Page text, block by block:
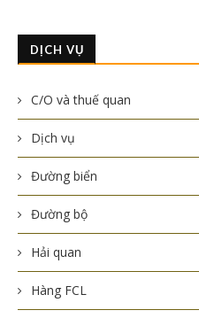
DỊCH VỤ
C/O và thuế quan
Dịch vụ
Đường biển
Đường bộ
Hải quan
Hàng FCL